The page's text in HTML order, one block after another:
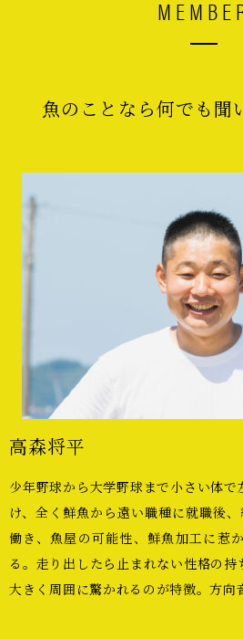
魚のことなら何でも聞
高森将平
少年野球から大学野球まで小さい体
け、全く鮮魚から遠い職種に就職後
働き、魚屋の可能性、鮮魚加工に惹
る。走り出したら止まれない性格の
大きく周囲に驚かれるのが特徴。方向